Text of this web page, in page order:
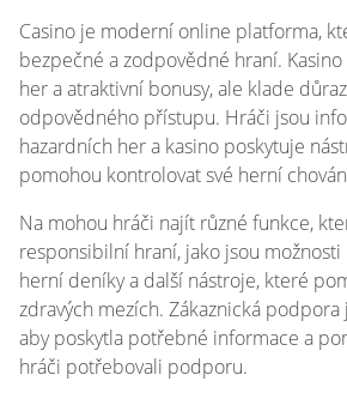
Casino je moderní online platforma,
bezpečné a zodpovědné hraní.
her a atraktivní bonusy, ale klade
odpovědného přístupu. Hráči jsou
hazardních her a kasino poskytuje
pomohou kontrolovat své herní
Na mohou hráči najít různé funkce,
responsibilní hraní, jako jsou
herní deníky a další nástroje, které
zdravých mezích. Zákaznická
aby poskytla potřebné informace a
hráči potřebovali podporu.